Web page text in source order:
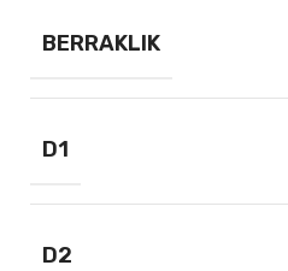
BERRAKLIK
D1
D2